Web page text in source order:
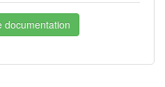
documentation